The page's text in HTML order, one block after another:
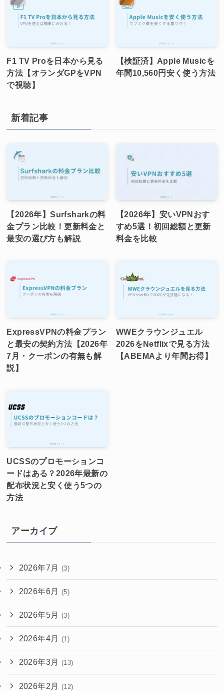
F1 TV Proを日本から見る
方法【オランダGPをVPN
で視聴】
【検証済】Apple Musicを
年間10,560円安く使う方法
新着記事
【2026年】Surfsharkの料
金プラン比較！更新料金と
最安の選び方も解説
【2026年】安いVPNおす
すめ5選！初回総額と更新
料金を比較
ExpressVPNの料金プラン
と最安の契約方法【2026年
7月・クーポンの有無も解
説】
WWEクラウンジュエル
2026をNetflixで見る方法
【ABEMAより年間お得】
UCSSのプロモーションコ
ードはある？2026年最新の
配布状況と安く使う5つの
方法
アーカイブ
2026年7月 (3)
2026年6月 (5)
2026年5月 (3)
2026年4月 (1)
2026年3月 (13)
2026年2月 (12)